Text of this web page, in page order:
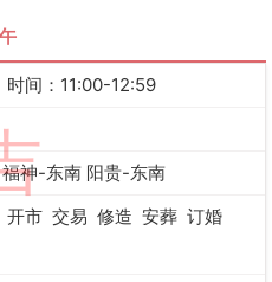
午
时间：11:00-12:59
神-东南 阳贵-东南
开市 交易 修造 安葬 订婚